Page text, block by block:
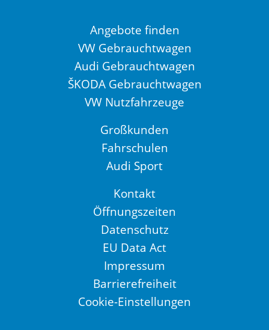
Angebote finden
VW Gebrauchtwagen
Audi Gebrauchtwagen
ŠKODA Gebrauchtwagen
VW Nutzfahrzeuge
Großkunden
Fahrschulen
Audi Sport
Kontakt
Öffnungszeiten
Datenschutz
EU Data Act
Impressum
Barrierefreiheit
Cookie-Einstellungen